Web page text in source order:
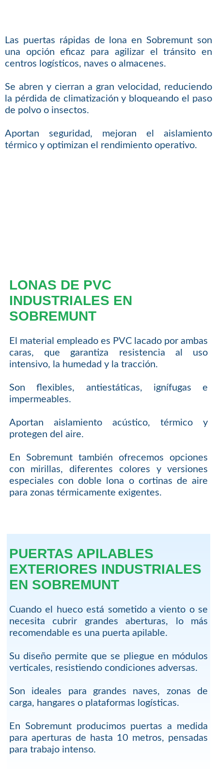
Las puertas rápidas de lona en Sobremunt son
una opción eficaz para agilizar el tránsito en
centros logísticos, naves o almacenes.
Se abren y cierran a gran velocidad, reduciendo
la pérdida de climatización y bloqueando el paso
de polvo o insectos.
Aportan seguridad, mejoran el aislamiento
térmico y optimizan el rendimiento operativo.
LONAS DE PVC
INDUSTRIALES EN
SOBREMUNT
El material empleado es PVC lacado por ambas
caras, que garantiza resistencia al uso
intensivo, la humedad y la tracción.
Son flexibles, antiestáticas, ignífugas e
impermeables.
Aportan aislamiento acústico, térmico y
protegen del aire.
En Sobremunt también ofrecemos opciones
con mirillas, diferentes colores y versiones
especiales con doble lona o cortinas de aire
para zonas térmicamente exigentes.
PUERTAS APILABLES
EXTERIORES INDUSTRIALES
EN SOBREMUNT
Cuando el hueco está sometido a viento o se
necesita cubrir grandes aberturas, lo más
recomendable es una puerta apilable.
Su diseño permite que se pliegue en módulos
verticales, resistiendo condiciones adversas.
Son ideales para grandes naves, zonas de
carga, hangares o plataformas logísticas.
En Sobremunt producimos puertas a medida
para aperturas de hasta 10 metros, pensadas
para trabajo intenso.